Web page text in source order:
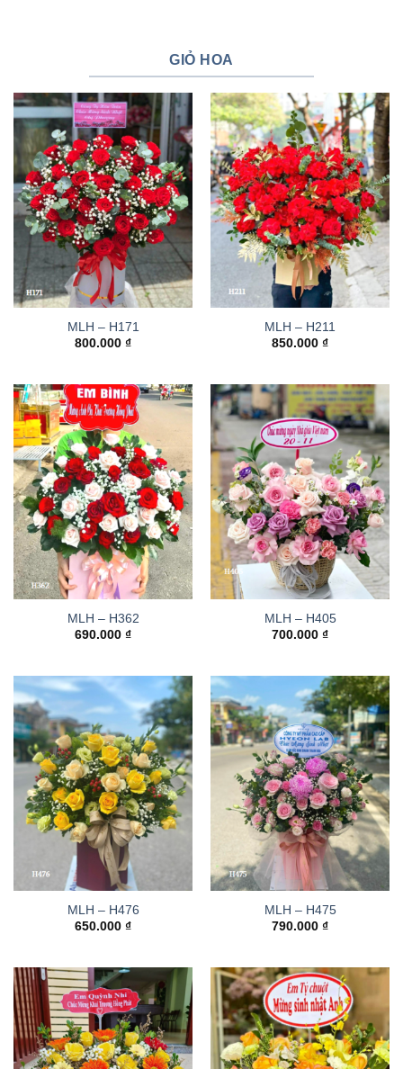
GIỎ HOA
MLH – H171
800.000 ₫
MLH – H211
850.000 ₫
MLH – H362
690.000 ₫
MLH – H405
700.000 ₫
MLH – H476
650.000 ₫
MLH – H475
790.000 ₫